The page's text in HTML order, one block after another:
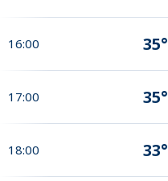
16:00 35°
17:00 35°
18:00 33°